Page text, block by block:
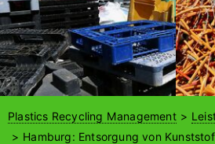
Plastics Recycling Management
Hamburg: Entsorgung von